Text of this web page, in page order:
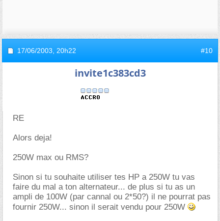
17/06/2003, 20h22 #10
invite1c383cd3
RE
Alors deja!
250W max ou RMS?
Sinon si tu souhaite utiliser tes HP a 250W tu vas
faire du mal a ton alternateur... de plus si tu as un
ampli de 100W (par cannal ou 2*50?) il ne pourrat pas
fournir 250W... sinon il serait vendu pour 250W